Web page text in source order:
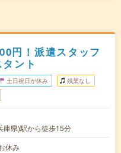
円！派遣スタッフ
ント
土日祝日が休み 残業なし
庫県)駅から徒歩15分
休み